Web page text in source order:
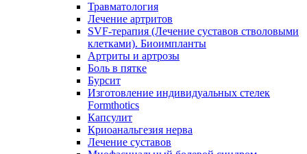
Травматология
Лечение артритов
SVF-терапия (Лечение суставов стволовыми
клетками). Биоимпланты
Артриты и артрозы
Боль в пятке
Бурсит
Изготовление индивидуальных стелек
Formthotics
Капсулит
Криоанальгезия нерва
Лечение суставов